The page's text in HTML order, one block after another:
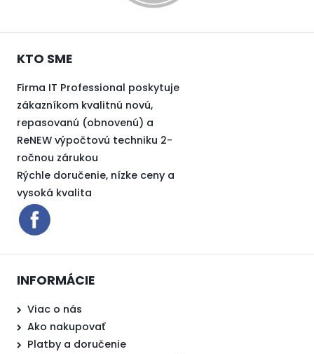
KTO SME
Firma IT Professional poskytuje
zákazníkom kvalitnú novú,
repasovanú (obnovenú) a
ReNEW výpočtovú techniku 2-
ročnou zárukou
Rýchle doručenie, nízke ceny a
vysoká kvalita
INFORMÁCIE
Viac o nás
Ako nakupovať
Platby a doručenie